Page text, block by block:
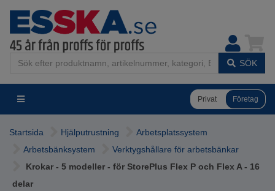
SÖK
Privat Företag
Startsida Hjälputrustning
Arbetsplatssystem
Arbetsbänksystem
Verktygshållare för arbetsbänkar
Krokar - 5 modeller - för StorePlus Flex P och Flex A - 16
delar